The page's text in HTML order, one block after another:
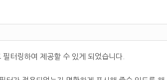
터링하여 제공할 수 있게 되었습니다.